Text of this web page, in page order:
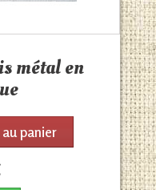
métal en
panier